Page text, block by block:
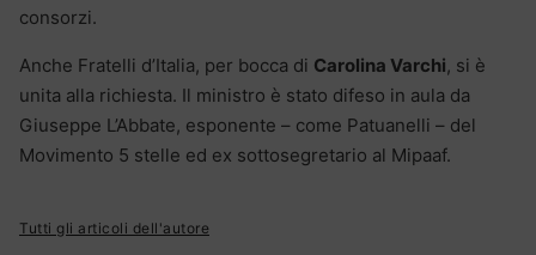
consorzi.
Anche Fratelli d’Italia, per bocca di Carolina Varchi, si è
unita alla richiesta. Il ministro è stato difeso in aula da
Giuseppe L’Abbate, esponente – come Patuanelli – del
Movimento 5 stelle ed ex sottosegretario al Mipaaf.
Tutti gli articoli dell'autore